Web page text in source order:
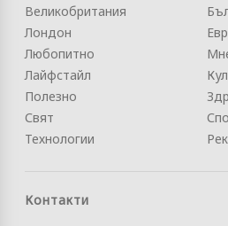
Великобритания
Лондон
Любопитно
Лайфстайл
Полезно
Свят
Технологии
Контакти